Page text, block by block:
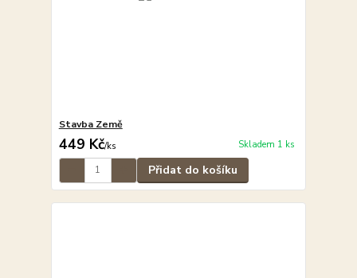
Stavba Země
449 Kč/ks Skladem 1 ks
Přidat do košíku